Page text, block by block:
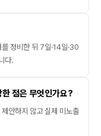
정비한 뒤 7일·14일·30
다.
점은 무엇인가요?
안하지 않고 실제 미노출